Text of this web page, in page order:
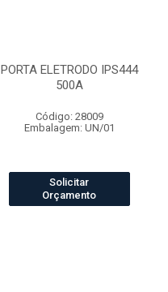
PORTA ELETRODO IPS444
500A
Código: 28009
Embalagem: UN/01
Solicitar
Orçamento